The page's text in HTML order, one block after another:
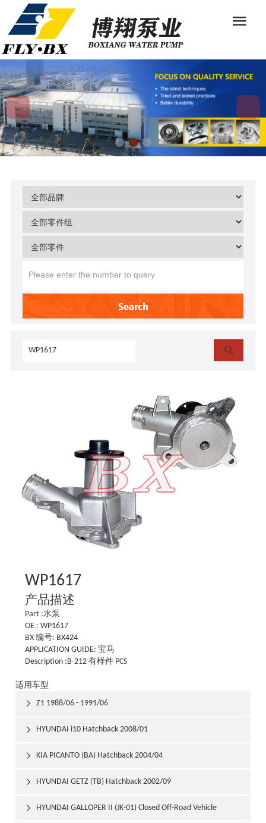
Search

WP1617
产品描述
Part :水泵
OE : WP1617
BX 编号: BX424
APPLICATION GUIDE: 宝马
Description :B-212 有样件 PCS
适用车型
Z1 1988/06 - 1991/06

HYUNDAI i10 Hatchback 2008/01

KIA PICANTO (BA) Hatchback 2004/04

HYUNDAI GETZ (TB) Hatchback 2002/09

HYUNDAI GALLOPER II (JK-01) Closed Off-Road Vehicle
